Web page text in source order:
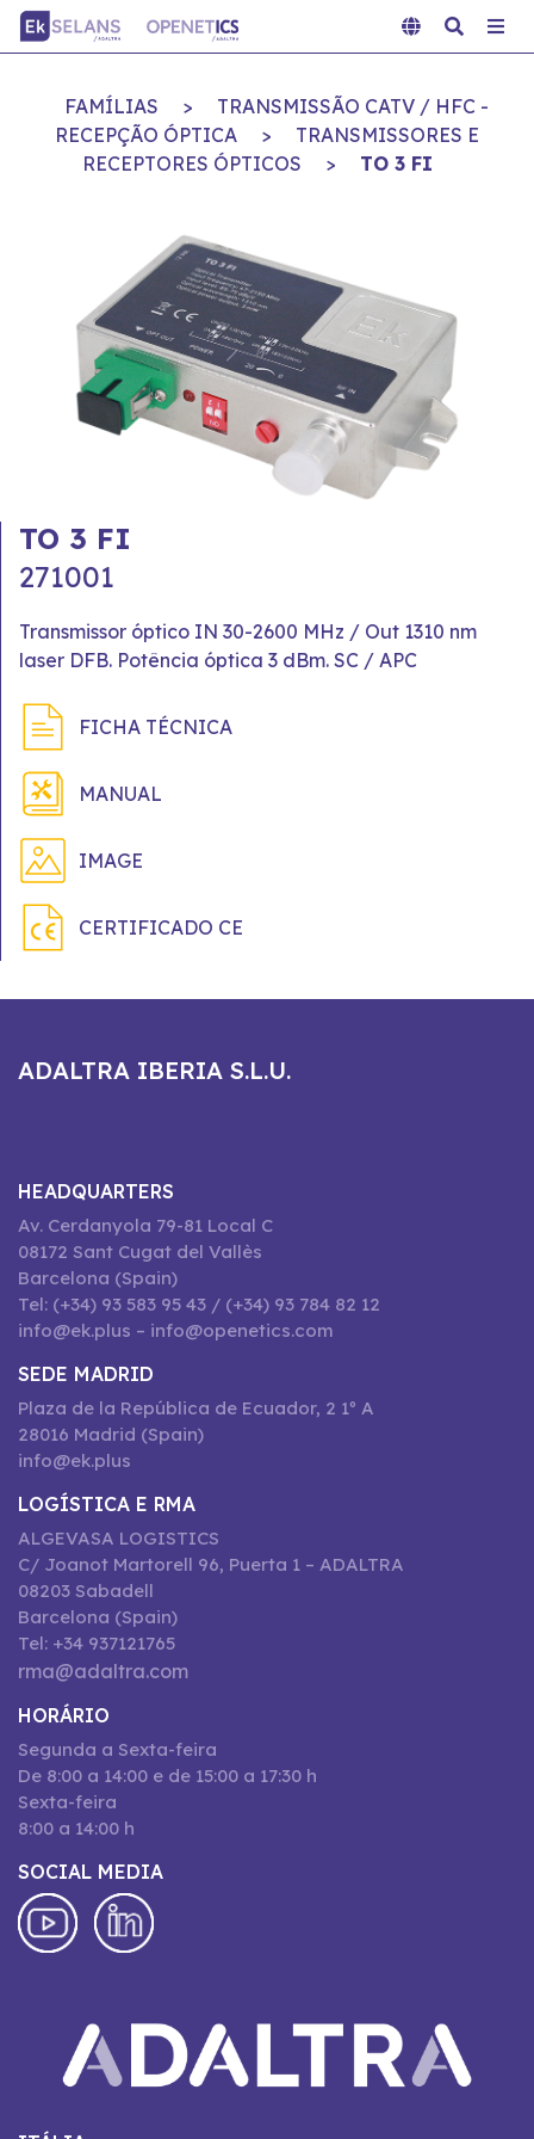
FAMÍLIAS >
TRANSMISSÃO CATV / HFC -
RECEPÇÃO ÓPTICA
>
TRANSMISSORES E
RECEPTORES ÓPTICOS
> TO 3 FI
TO 3 FI
271001
Transmissor óptico IN 30-2600 MHz / Out 1310 nm
laser DFB. Potência óptica 3 dBm. SC / APC
FICHA TÉCNICA
MANUAL
IMAGE
CERTIFICADO CE
ADALTRA IBERIA S.L.U.
HEADQUARTERS
Av. Cerdanyola 79-81 Local C
08172 Sant Cugat del Vallès
Barcelona (Spain)
Tel: (+34) 93 583 95 43 / (+34) 93 784 82 12
info@ek.plus – info@openetics.com
SEDE MADRID
Plaza de la República de Ecuador, 2 1º A
28016 Madrid (Spain)
info@ek.plus
LOGÍSTICA E RMA
ALGEVASA LOGISTICS
C/ Joanot Martorell 96, Puerta 1 – ADALTRA
08203 Sabadell
Barcelona (Spain)
Tel: +34 937121765
rma@adaltra.com
HORÁRIO
Segunda a Sexta-feira
De 8:00 a 14:00 e de 15:00 a 17:30 h
Sexta-feira
8:00 a 14:00 h
SOCIAL MEDIA